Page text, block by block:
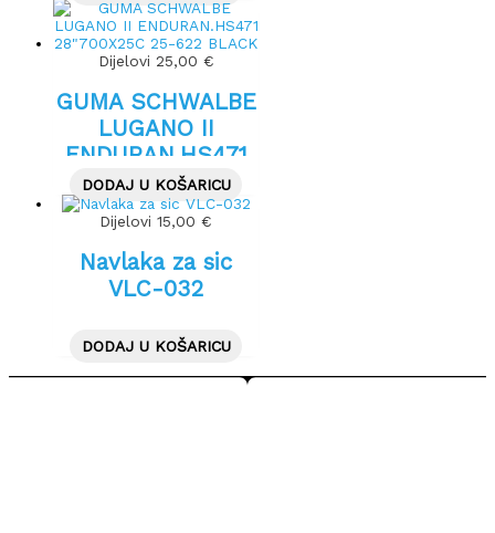
Dijelovi 25,00 €
GUMA SCHWALBE
LUGANO II
ENDURAN.HS471
28″700X25C 25-
622 BLACK
DODAJ U KOŠARICU
Dijelovi 15,00 €
Navlaka za sic
VLC-032
DODAJ U KOŠARICU